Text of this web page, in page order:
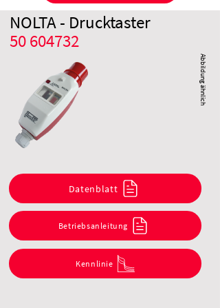
50 604732
NOLTA - Drucktaster
Abbildung ähnlich
Datenblatt
Betriebsanleitung
Kennlinie